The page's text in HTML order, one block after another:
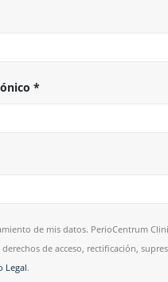
*
de mis datos. PerioCentrum
derechos de acceso, rectificación,
Legal.